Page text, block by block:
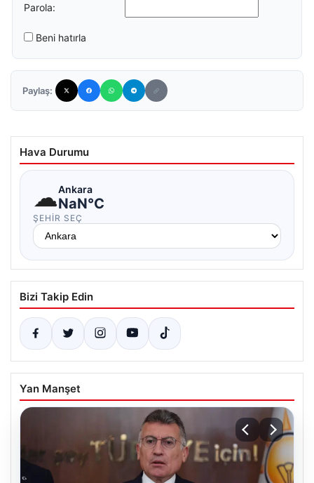
Parola:
Beni hatırla
Paylaş:
Hava Durumu
☁Ankara
NaN°C
ŞEHIR SEÇ
Bizi Takip Edin
Yan Manşet